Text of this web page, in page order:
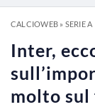
CALCIOWEB» SERIE A
Inter,
molto sul